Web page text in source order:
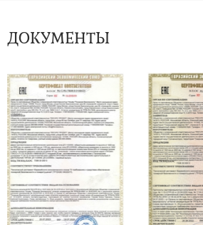
ДОКУМЕНТЫ